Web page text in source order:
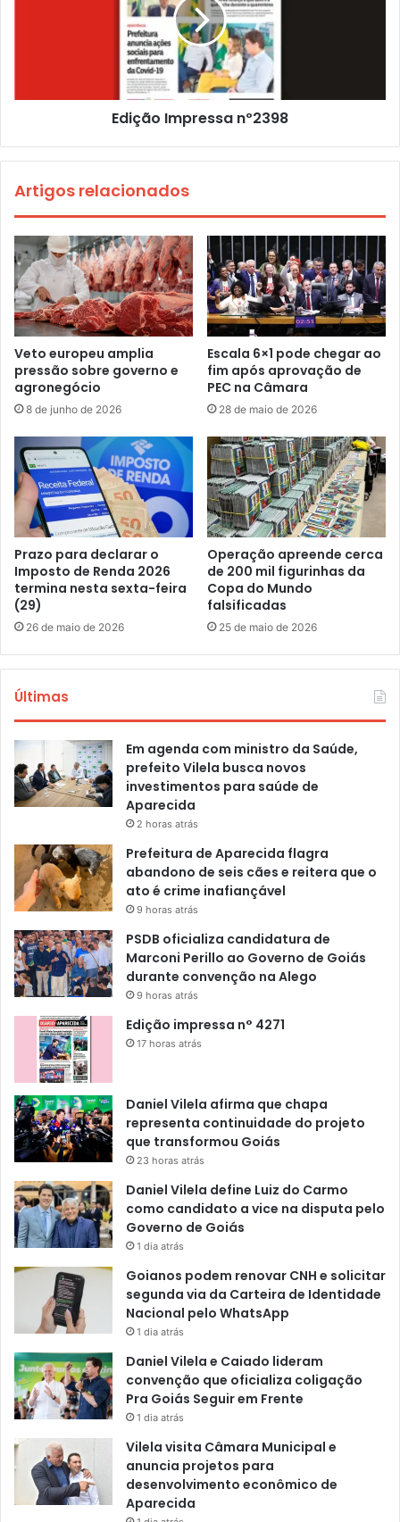
Edição Impressa nº2398
Artigos relacionados
Veto europeu amplia
pressão sobre governo e
agronegócio
8 de junho de 2026
Escala 6×1 pode chegar ao
fim após aprovação de
PEC na Câmara
28 de maio de 2026
Prazo para declarar o
Imposto de Renda 2026
termina nesta sexta-feira
(29)
26 de maio de 2026
Operação apreende cerca
de 200 mil figurinhas da
Copa do Mundo
falsificadas
25 de maio de 2026
Últimas
Em agenda com ministro da Saúde,
prefeito Vilela busca novos
investimentos para saúde de
Aparecida
2 horas atrás
Prefeitura de Aparecida flagra
abandono de seis cães e reitera que o
ato é crime inafiançável
9 horas atrás
PSDB oficializa candidatura de
Marconi Perillo ao Governo de Goiás
durante convenção na Alego
9 horas atrás
Edição impressa n° 4271
17 horas atrás
Daniel Vilela afirma que chapa
representa continuidade do projeto
que transformou Goiás
23 horas atrás
Daniel Vilela define Luiz do Carmo
como candidato a vice na disputa pelo
Governo de Goiás
1 dia atrás
Goianos podem renovar CNH e solicitar
segunda via da Carteira de Identidade
Nacional pelo WhatsApp
1 dia atrás
Daniel Vilela e Caiado lideram
convenção que oficializa coligação
Pra Goiás Seguir em Frente
1 dia atrás
Vilela visita Câmara Municipal e
anuncia projetos para
desenvolvimento econômico de
Aparecida